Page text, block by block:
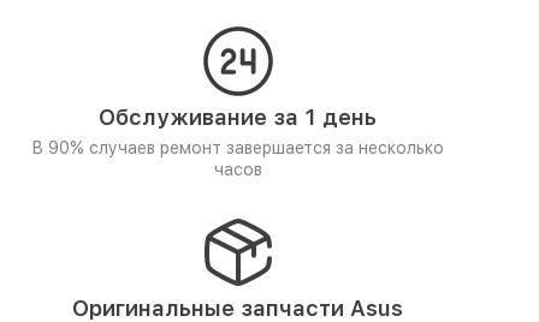
Обслуживание за 1 день
В 90% случаев ремонт завершается за несколько
часов
Оригинальные запчасти Asus